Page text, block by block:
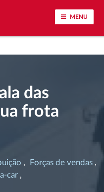
MENU
de
das
frota
Forças de vendas
car